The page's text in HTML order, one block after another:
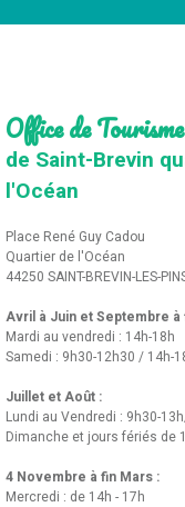
Office de Tourisme
de Saint-Brevin
l'Océan
Place René Guy Cadou
Quartier de l'Océan
44250 SAINT-BREVIN-LES-
Avril à Juin et Septembre à
Mardi au vendredi : 14h-18h
Samedi : 9h30-12h30 / 14h-
Juillet et Août :
Lundi au Vendredi : 9h30-
Dimanche et jours fériés de
4 Novembre à fin Mars :
Mercredi : de 14h - 17h